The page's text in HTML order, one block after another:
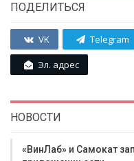
ПОДЕЛИТЬСЯ
VK Telegram
Эл. адрес
НОВОСТИ
«ВинЛаб» и Самокат